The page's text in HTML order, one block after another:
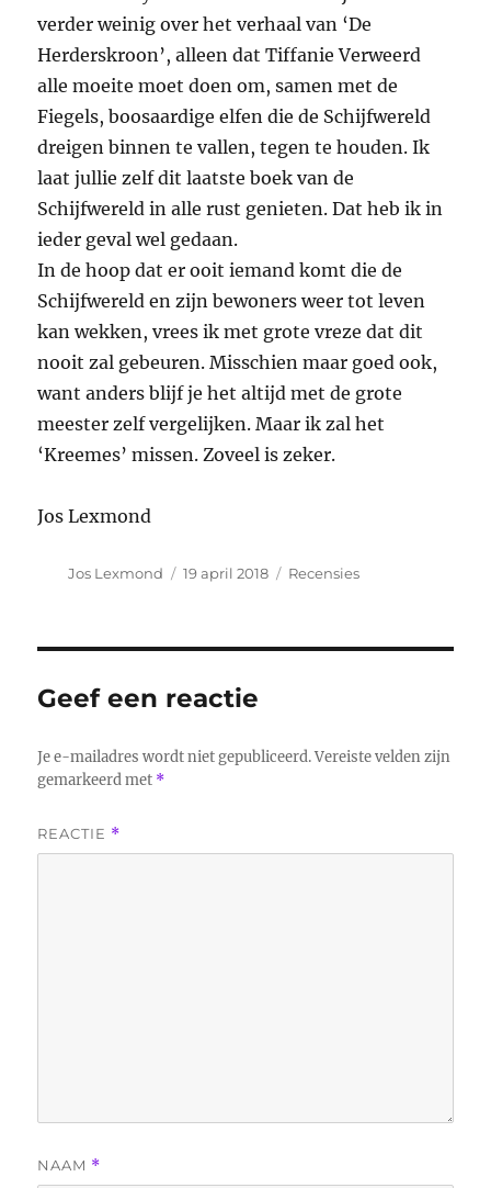
verder weinig over het verhaal van ‘De
Herderskroon’, alleen dat Tiffanie Verweerd
alle moeite moet doen om, samen met de
Fiegels, boosaardige elfen die de Schijfwereld
dreigen binnen te vallen, tegen te houden. Ik
laat jullie zelf dit laatste boek van de
Schijfwereld in alle rust genieten. Dat heb ik in
ieder geval wel gedaan.
In de hoop dat er ooit iemand komt die de
Schijfwereld en zijn bewoners weer tot leven
kan wekken, vrees ik met grote vreze dat dit
nooit zal gebeuren. Misschien maar goed ook,
want anders blijf je het altijd met de grote
meester zelf vergelijken. Maar ik zal het
‘Kreemes’ missen. Zoveel is zeker.
Jos Lexmond
Auteur
Jos Lexmond
Geplaatst
19 april 2018 Categorieën
Recensies
Geef een reactie
Je e-mailadres wordt niet gepubliceerd. Vereiste velden zijn
gemarkeerd met *
REACTIE *
NAAM *